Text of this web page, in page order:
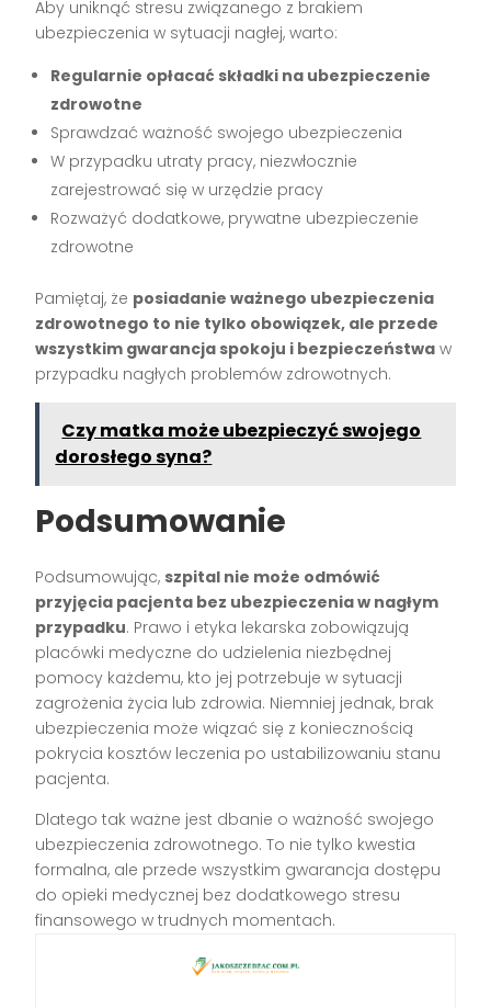
Aby uniknąć stresu związanego z brakiem
ubezpieczenia w sytuacji nagłej, warto:
Regularnie opłacać składki na ubezpieczenie
zdrowotne
Sprawdzać ważność swojego ubezpieczenia
W przypadku utraty pracy, niezwłocznie
zarejestrować się w urzędzie pracy
Rozważyć dodatkowe, prywatne ubezpieczenie
zdrowotne
Pamiętaj, że posiadanie ważnego ubezpieczenia
zdrowotnego to nie tylko obowiązek, ale przede
wszystkim gwarancja spokoju i bezpieczeństwa w
przypadku nagłych problemów zdrowotnych.
Czy matka może ubezpieczyć swojego
dorosłego syna?
Podsumowanie
Podsumowując, szpital nie może odmówić
przyjęcia pacjenta bez ubezpieczenia w nagłym
przypadku. Prawo i etyka lekarska zobowiązują
placówki medyczne do udzielenia niezbędnej
pomocy każdemu, kto jej potrzebuje w sytuacji
zagrożenia życia lub zdrowia. Niemniej jednak, brak
ubezpieczenia może wiązać się z koniecznością
pokrycia kosztów leczenia po ustabilizowaniu stanu
pacjenta.
Dlatego tak ważne jest dbanie o ważność swojego
ubezpieczenia zdrowotnego. To nie tylko kwestia
formalna, ale przede wszystkim gwarancja dostępu
do opieki medycznej bez dodatkowego stresu
finansowego w trudnych momentach.